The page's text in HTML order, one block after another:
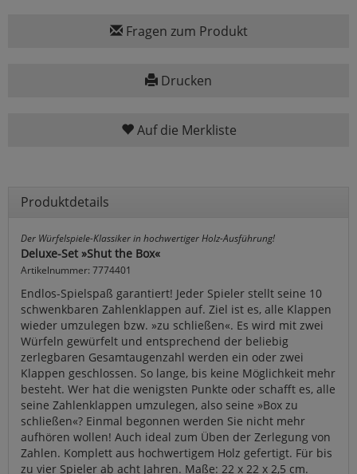
Fragen zum Produkt
Drucken
Auf die Merkliste
Produktdetails
Der Würfelspiele-Klassiker in hochwertiger Holz-Ausführung!
Deluxe-Set »Shut the Box«
Artikelnummer: 7774401
Endlos-Spielspaß garantiert! Jeder Spieler stellt seine 10
schwenkbaren Zahlenklappen auf. Ziel ist es, alle Klappen
wieder umzulegen bzw. »zu schließen«. Es wird mit zwei
Würfeln gewürfelt und entsprechend der beliebig
zerlegbaren Gesamtaugenzahl werden ein oder zwei
Klappen geschlossen. So lange, bis keine Möglichkeit mehr
besteht. Wer hat die wenigsten Punkte oder schafft es, alle
seine Zahlenklappen umzulegen, also seine »Box zu
schließen«? Einmal begonnen werden Sie nicht mehr
aufhören wollen! Auch ideal zum Üben der Zerlegung von
Zahlen. Komplett aus hochwertigem Holz gefertigt. Für bis
zu vier Spieler ab acht Jahren. Maße: 22 x 22 x 2,5 cm.